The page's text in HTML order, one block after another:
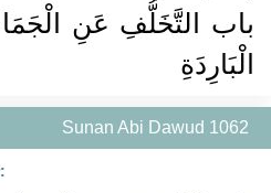
باب التَّخَلُّفِ عَنِ
الْبَارِدَةِ
Sunan Abi Dawud 1062